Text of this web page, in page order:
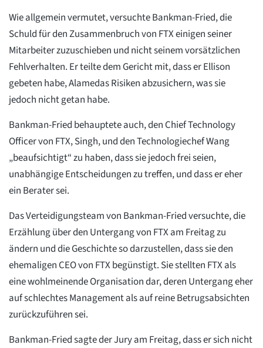
Wie allgemein vermutet, versuchte Bankman-Fried, die
Schuld für den Zusammenbruch von FTX einigen seiner
Mitarbeiter zuzuschieben und nicht seinem vorsätzlichen
Fehlverhalten. Er teilte dem Gericht mit, dass er Ellison
gebeten habe, Alamedas Risiken abzusichern, was sie
jedoch nicht getan habe.
Bankman-Fried behauptete auch, den Chief Technology
Officer von FTX, Singh, und den Technologiechef Wang
„beaufsichtigt“ zu haben, dass sie jedoch frei seien,
unabhängige Entscheidungen zu treffen, und dass er eher
ein Berater sei.
Das Verteidigungsteam von Bankman-Fried versuchte, die
Erzählung über den Untergang von FTX am Freitag zu
ändern und die Geschichte so darzustellen, dass sie den
ehemaligen CEO von FTX begünstigt. Sie stellten FTX als
eine wohlmeinende Organisation dar, deren Untergang eher
auf schlechtes Management als auf reine Betrugsabsichten
zurückzuführen sei.
Bankman-Fried sagte der Jury am Freitag, dass er sich nicht